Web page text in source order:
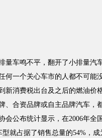
车鸣不平，翻开了小排量汽
何一个关心车市的人都不可能
新消费税出台及之后的燃油价
、合资品牌或自主品牌汽车，
会公布统计显示，在2006年全
就占据了销售总量的54%，